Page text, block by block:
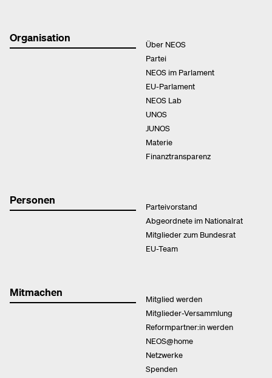
Organisation
Über NEOS
Partei
NEOS im Parlament
EU-Parlament
NEOS Lab
UNOS
JUNOS
Materie
Finanztransparenz
Personen
Parteivorstand
Abgeordnete im Nationalrat
Mitglieder zum Bundesrat
EU-Team
Mitmachen
Mitglied werden
Mitglieder-Versammlung
Reformpartner:in werden
NEOS@home
Netzwerke
Spenden